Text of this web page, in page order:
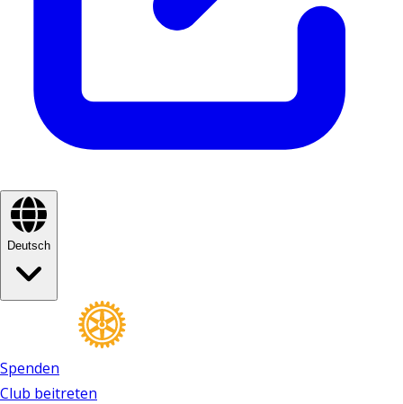
Deutsch
Spenden
Club beitreten